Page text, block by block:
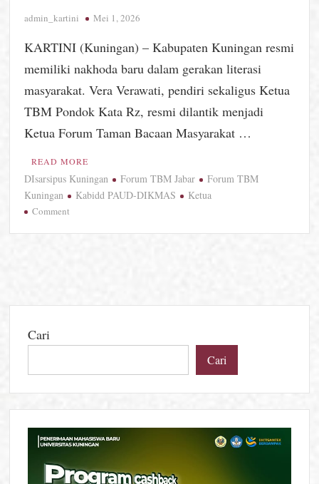
admin_kartini Mei 1, 2026
KARTINI (Kuningan) – Kabupaten Kuningan resmi
memiliki nakhoda baru dalam gerakan literasi
masyarakat. Vera Verawati, pendiri sekaligus Ketua
TBM Pondok Kata Rz, resmi dilantik menjadi
Ketua Forum Taman Bacaan Masyarakat …
READ MORE
DIsarsipus Kuningan Forum TBM Jabar
Forum TBM
Kuningan
Kabidd PAUD-DIKMAS Ketua
Comment
Jabar,
Resmi
Dilantik
untuk
IPM
Cari
Cari